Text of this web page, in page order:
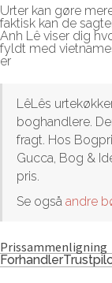
Urter kan gøre
faktisk kan de
Anh Lê viser dig
fyldt med
er
LêLês
boghandlere.
fragt. Hos
Gucca, Bog &
pris.
Se også andre
Prissammenligning
Forhandler